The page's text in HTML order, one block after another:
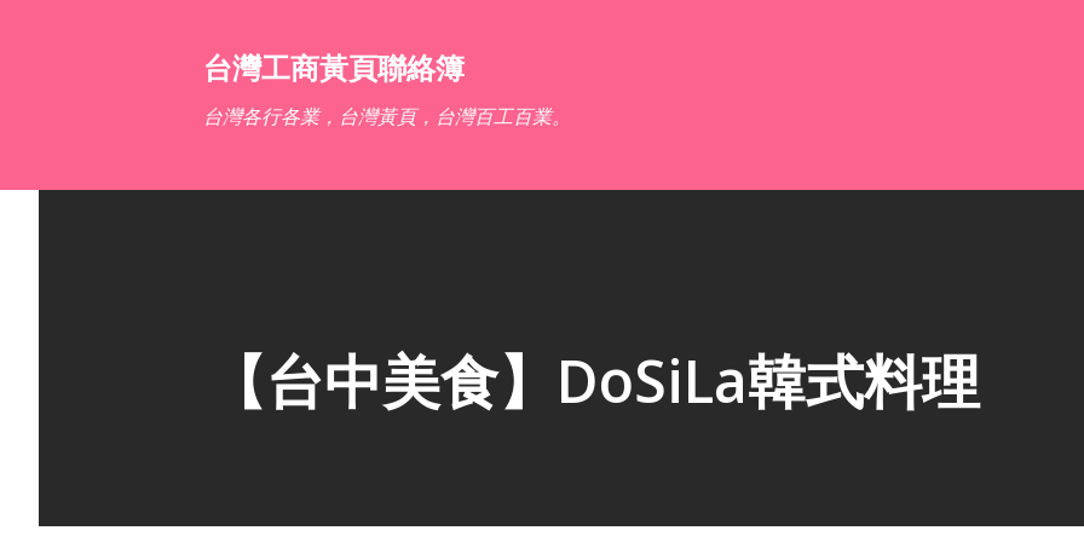
台灣工商黃頁聯絡簿
台灣各行各業，台灣黃頁，台灣百工百業。
【台中美食】DoSiLa韓式料理